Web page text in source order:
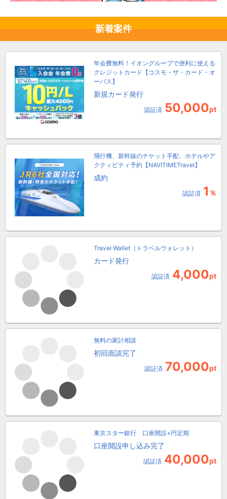
新着案件
年会費無料！イオングループで便利に使える
クレジットカード【コスモ・ザ・カード・オ
ーパス】
新規カード発行
認証済 50,000pt
飛行機、新幹線のチケット手配、ホテルやア
クティビティ予約【NAVITIMETravel】
成約
認証済 1 ％
Travel Wallet（トラベルウォレット）
カード発行
認証済 4,000pt
無料の家計相談
初回面談完了
認証済 70,000pt
東京スター銀行 口座開設+円定期
口座開設申し込み完了
認証済 40,000pt